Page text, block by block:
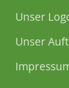
Unser
Unser